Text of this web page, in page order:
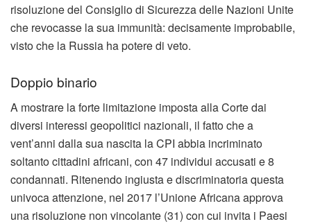
risoluzione del Consiglio di Sicurezza delle Nazioni Unite
che revocasse la sua immunità: decisamente improbabile,
visto che la Russia ha potere di veto.
Doppio binario
A mostrare la forte limitazione imposta alla Corte dai
diversi interessi geopolitici nazionali, il fatto che a
vent’anni dalla sua nascita la CPI abbia incriminato
soltanto cittadini africani, con 47 individui accusati e 8
condannati. Ritenendo ingiusta e discriminatoria questa
univoca attenzione, nel 2017 l’Unione Africana approva
una risoluzione non vincolante (31) con cui invita i Paesi